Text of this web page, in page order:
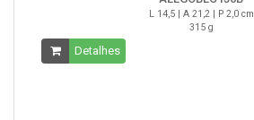
L 14,5 | A 21,2 | P 2,0 cm
315 g
Detalhes